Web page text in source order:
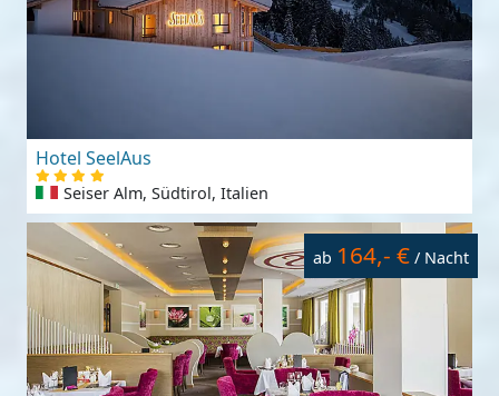
Hotel SeelAus
Seiser Alm, Südtirol, Italien
ab 164,- € / Nacht